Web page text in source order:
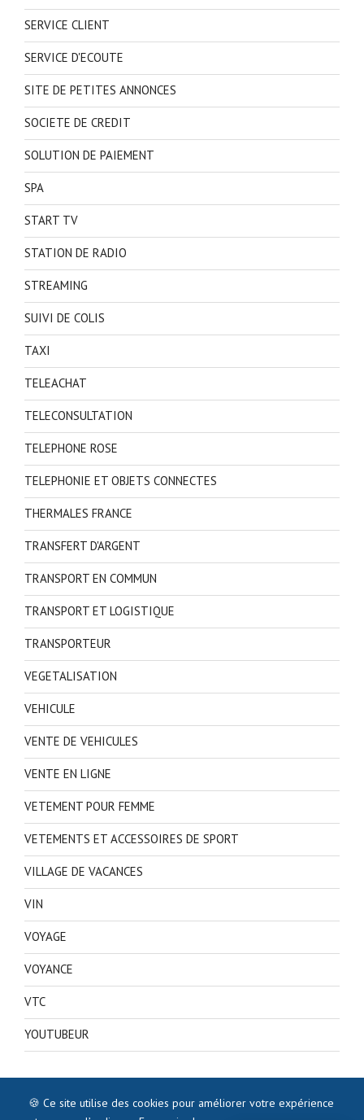
SERVICE CLIENT
SERVICE D'ECOUTE
SITE DE PETITES ANNONCES
SOCIETE DE CREDIT
SOLUTION DE PAIEMENT
SPA
START TV
STATION DE RADIO
STREAMING
SUIVI DE COLIS
TAXI
TELEACHAT
TELECONSULTATION
TELEPHONE ROSE
TELEPHONIE ET OBJETS CONNECTES
THERMALES FRANCE
TRANSFERT D'ARGENT
TRANSPORT EN COMMUN
TRANSPORT ET LOGISTIQUE
TRANSPORTEUR
VEGETALISATION
VEHICULE
VENTE DE VEHICULES
VENTE EN LIGNE
VETEMENT POUR FEMME
VETEMENTS ET ACCESSOIRES DE SPORT
VILLAGE DE VACANCES
VIN
VOYAGE
VOYANCE
VTC
YOUTUBEUR
🍪 Ce site utilise des cookies pour améliorer votre expérience